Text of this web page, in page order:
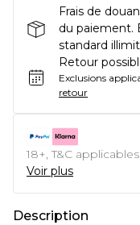
Frais de
du paiement.
standard
Retour
Exclusions
retour
18+, T&C
Voir plus
Description